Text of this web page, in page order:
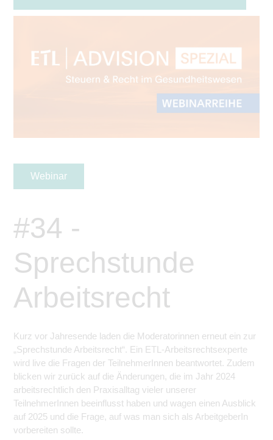
Webinar
#34 -
Sprechstunde
Arbeitsrecht
Kurz vor Jahresende laden die Moderatorinnen erneut ein zur
„Sprechstunde Arbeitsrecht“. Ein ETL-Arbeitsrechtsexperte
wird live die Fragen der TeilnehmerInnen beantwortet. Zudem
blicken wir zurück auf die Änderungen, die im Jahr 2024
arbeitsrechtlich den Praxisalltag vieler unserer
TeilnehmerInnen beeinflusst haben und wagen einen Ausblick
auf 2025 und die Frage, auf was man sich als ArbeitgeberIn
vorbereiten sollte.